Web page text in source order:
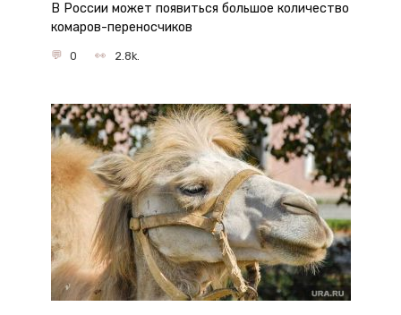
В России может появиться большое количество
комаров-переносчиков
0 2.8k.